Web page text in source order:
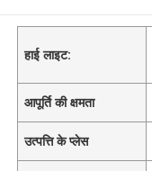
हाई लाइट:
आपूर्ति की क्षमता
उत्पत्ति के प्लेस